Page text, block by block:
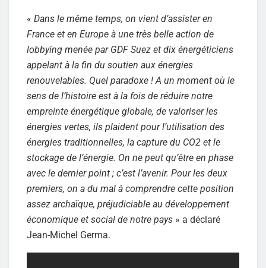
« Dans le même temps, on vient d’assister en
France et en Europe à une très belle action de
lobbying menée par GDF Suez et dix énergéticiens
appelant à la fin du soutien aux énergies
renouvelables. Quel paradoxe ! A un moment où le
sens de l’histoire est à la fois de réduire notre
empreinte énergétique globale, de valoriser les
énergies vertes, ils plaident pour l’utilisation des
énergies traditionnelles, la capture du CO2 et le
stockage de l’énergie. On ne peut qu’être en phase
avec le dernier point ; c’est l’avenir. Pour les deux
premiers, on a du mal à comprendre cette position
assez archaïque, préjudiciable au développement
économique et social de notre pays » a déclaré
Jean-Michel Germa.